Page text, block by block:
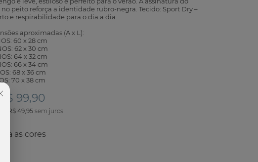
peito reforça a identidade rubro-negra. Tecido: Sport Dry –
e respirabilidade para o dia a dia.
aproximadas (A x L):
60 x 28 cm
62 x 30 cm
64 x 32 cm
66 x 34 cm
68 x 36 cm
70 x 38 cm
99,90
R$ 49,95
cores